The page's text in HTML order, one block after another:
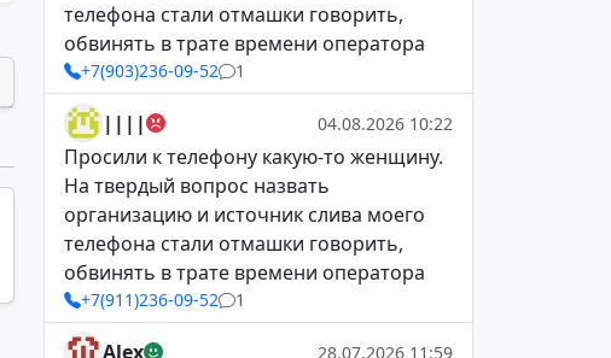
телефона стали отмашки говорить,
обвинять в трате времени оператора
+7(903)236-09-52 1
|||| 04.08.2026 10:22
Просили к телефону какую-то женщину.
На твердый вопрос назвать
организацию и источник слива моего
телефона стали отмашки говорить,
обвинять в трате времени оператора
+7(911)236-09-52 1
Alex 28.07.2026 11:59